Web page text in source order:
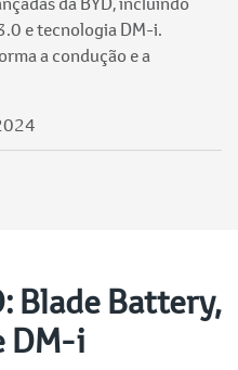
e tecnologia DM-i.
a condução e a
Blade Battery,
DM-i